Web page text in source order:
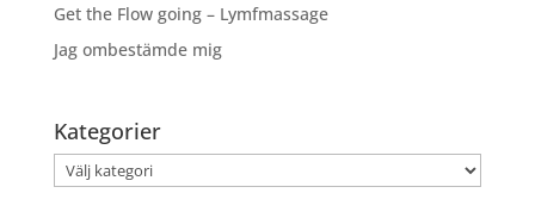
Get the Flow going – Lymfmassage
Jag ombestämde mig
Kategorier
Kategorier